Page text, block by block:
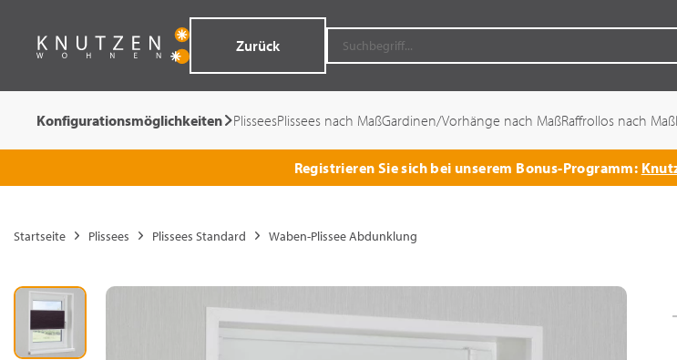
Zurück
Konfigurationsmöglichkeiten PlisseesPlissees nach MaßGardinen/Vorhänge nach MaßRaffrollos nach Maß
Registrieren Sie sich bei unserem Bonus-Programm:
Startseite Plissees Plissees Standard Waben-Plissee Abdunklung